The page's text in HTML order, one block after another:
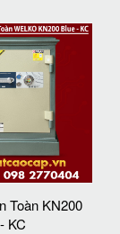
Toàn KN200
- KC